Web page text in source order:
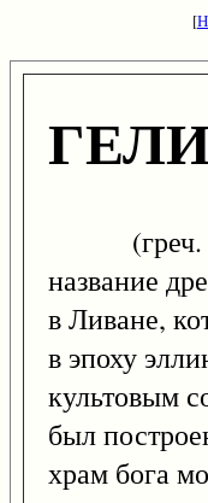
[
(греч.
название
в Ливане,
в эпоху
культовым
был
храм бога